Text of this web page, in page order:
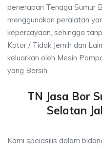
penerapan Tenaga Sumur
menggunakan peralatan
kepercayaan, sehingga
Kotor / Tidak Jernih dan
keluarkan oleh Mesin
yang Bersih.
TN Jasa Bor
Selatan
Kami speiasilis dalam